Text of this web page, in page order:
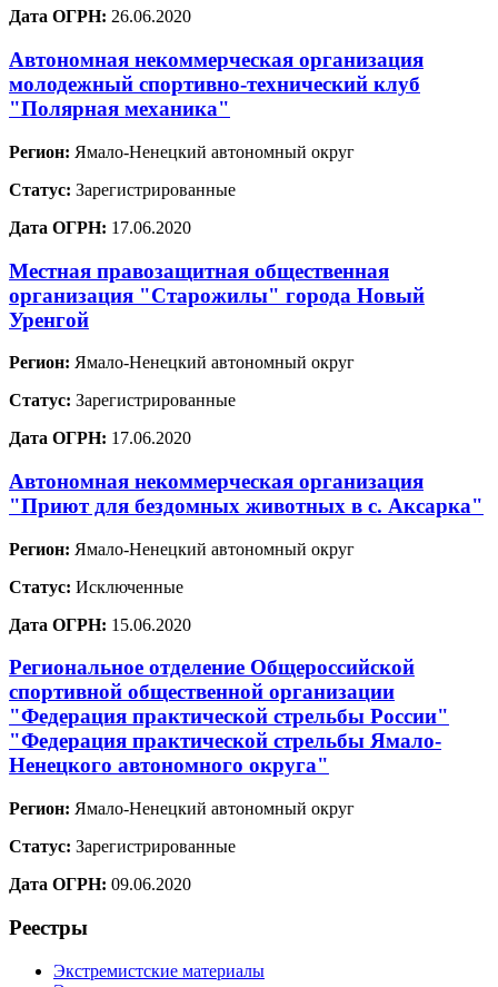
Дата ОГРН: 26.06.2020
Автономная некоммерческая организация
молодежный спортивно-технический клуб
"Полярная механика"
Регион: Ямало-Ненецкий автономный округ
Статус: Зарегистрированные
Дата ОГРН: 17.06.2020
Местная правозащитная общественная
организация "Старожилы" города Новый
Уренгой
Регион: Ямало-Ненецкий автономный округ
Статус: Зарегистрированные
Дата ОГРН: 17.06.2020
Автономная некоммерческая организация
"Приют для бездомных животных в с. Аксарка"
Регион: Ямало-Ненецкий автономный округ
Статус: Исключенные
Дата ОГРН: 15.06.2020
Региональное отделение Общероссийской
спортивной общественной организации
"Федерация практической стрельбы России"
"Федерация практической стрельбы Ямало-
Ненецкого автономного округа"
Регион: Ямало-Ненецкий автономный округ
Статус: Зарегистрированные
Дата ОГРН: 09.06.2020
Реестры
Экстремистские материалы